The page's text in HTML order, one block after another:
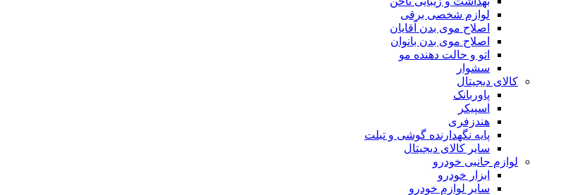
لوازم شخصی برقی
اصلاح موی بدن آقایان
اصلاح موی بدن بانوان
اتو و حالت دهنده مو
سشوار
کالای دیجیتال
پاوربانک
اسپیکر
هندزفری
پایه نگهدارنده گوشی و تبلت
سایر کالای دیجیتال
لوازم جانبی خودرو
ابزار خودرو
سایر لوازم خودرو